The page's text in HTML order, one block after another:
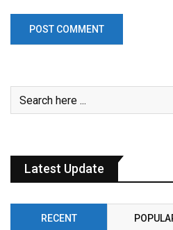
Latest Update
RECENT